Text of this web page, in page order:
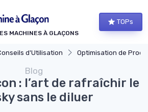
MACHINES À GLAÇONS
TOPs
d'Utilisation Optimisation de
Blog
: l’art de rafraîchir le
sans le diluer
cookies